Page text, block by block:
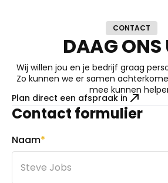
CONTACT
DAAG ONS
Wij willen jou en je bedrijf graag
Zo kunnen we er samen
mee kunnen
Plan direct een afspraak in
Contact formulier
Naam*